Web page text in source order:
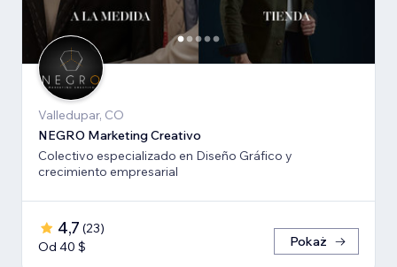
Valledupar, CO
NEGRO Marketing Creativo
Colectivo especializado en Diseño Gráfico y
crecimiento empresarial
4,7 (23)
Od 40 $
Pokaż